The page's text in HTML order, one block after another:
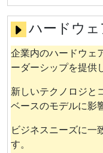
ハードウ
企業内のハードウェ
ーダーシップを提供
新しいテクノロジと
ベースのモデルに影
ビジネスニーズに一
す。